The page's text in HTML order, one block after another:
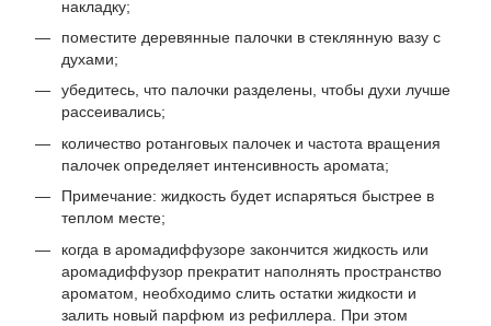
накладку;
поместите деревянные палочки в стеклянную вазу с
духами;
убедитесь, что палочки разделены, чтобы духи лучше
рассеивались;
количество ротанговых палочек и частота вращения
палочек определяет интенсивность аромата;
Примечание: жидкость будет испаряться быстрее в
теплом месте;
когда в аромадиффузоре закончится жидкость или
аромадиффузор прекратит наполнять пространство
ароматом, необходимо слить остатки жидкости и
залить новый парфюм из рефиллера. При этом